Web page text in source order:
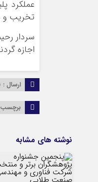
عملکرد
تخریب و
سردار
اجازه
ارسال :
نوشته های مشابه